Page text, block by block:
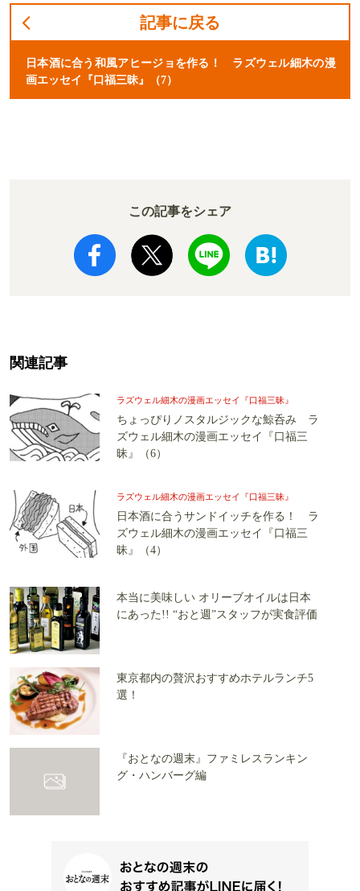
記事に戻る
日本酒に合う和風アヒージョを作る！ ラズウェル細木の漫
画エッセイ『口福三昧』（7）
この記事をシェア
関連記事
ラズウェル細木の漫画エッセイ『口福三昧』
ちょっぴりノスタルジックな鯨呑み ラ
ズウェル細木の漫画エッセイ『口福三
昧』（6）
ラズウェル細木の漫画エッセイ『口福三昧』
日本酒に合うサンドイッチを作る！ ラ
ズウェル細木の漫画エッセイ『口福三
昧』（4）
本当に美味しい オリーブオイルは日本
にあった!! “おと週”スタッフが実食評価
東京都内の贅沢おすすめホテルランチ5
選！
『おとなの週末』ファミレスランキン
グ・ハンバーグ編